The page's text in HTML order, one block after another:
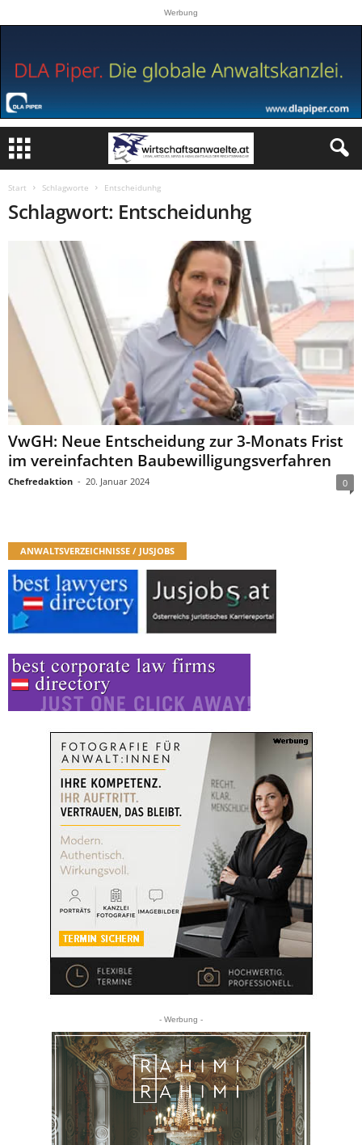
Werbung
Start Schlagworte Entscheidunhg
Schlagwort: Entscheidunhg
VwGH: Neue Entscheidung zur 3-Monats Frist
im vereinfachten Baubewilligungsverfahren
Chefredaktion - 20. Januar 2024 0
ANWALTSVERZEICHNISSE / JUSJOBS
- Werbung -